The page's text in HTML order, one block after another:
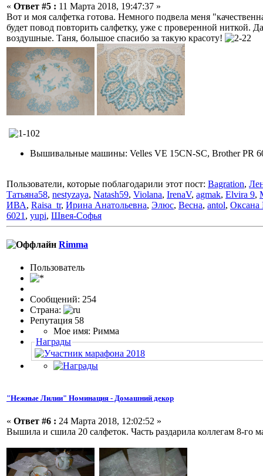
« Ответ #5 : 11 Марта 2018, 19:47:37 »
Вот и моя салфетка готова. Немного подвела меня
будет повод повторить салфетку, уже с проверенной ниткой.
воздушные. Таня, большое спасибо за такую красоту!
Вышивальные машины: Velles VE 15CN-SС, Brother PR
Пользователи, которые поблагодарили этот пост: Bagration,
Татьяна58, nestyzaya, Natash59, Violana, IrenaV, agmak, Elvira 9,
ИВА, Raisa_tr, Ирина Анатольевна, Элюс, Весна, antol, Оксана
6021 , yupi, Швея-Софья
Rimma
Пользовaтeль
Сообщений: 254
Страна:
Репутация 58
Мое имя: Римма
Награды
"Нежные Лилии" Номинация - Домашний декор
« Ответ #6 : 24 Марта 2018, 12:02:52 »
Вышила и сшила 20 салфеток. Часть раздарила коллегам 8-го